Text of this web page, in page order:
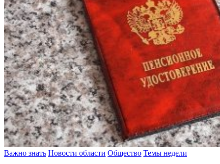
Важно знать Новости области Общество Темы недели